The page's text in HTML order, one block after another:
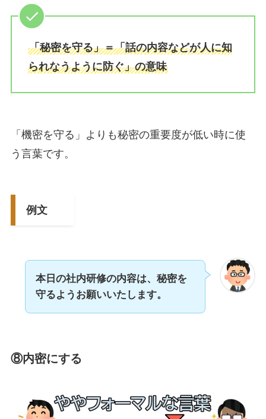
「秘密を守る」＝「話の内容などが人に知
られなうように防ぐ」の意味
「機密を守る」よりも秘密の重要度が低い時に使
う言葉です。
例文
本日の社内研修の内容は、秘密を
守るようお願いいたします。
⑧内密にする